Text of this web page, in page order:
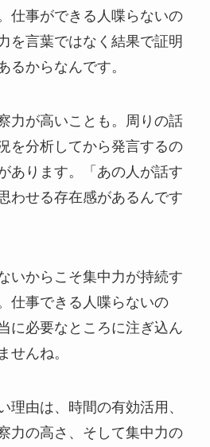
仕事ができる人喋らないの
を言葉ではなく結果で証明
るからなんです。
力が高いことも。周りの話
を分析してから発言するの
あります。「あの人が話す
わせる存在感があるんです
いからこそ集中力が持続す
仕事できる人喋らないの
に必要なところに注ぎ込ん
せんね。
理由は、時間の有効活用、
力の高さ、そして集中力の